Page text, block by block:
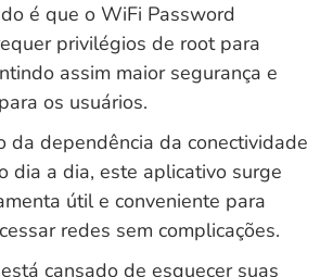
é que o WiFi Password
privilégios de root para
assim maior segurança e
os usuários.
da dependência da conectividade
dia a dia, este aplicativo surge
útil e conveniente para
redes sem complicações.
cansado de esquecer suas